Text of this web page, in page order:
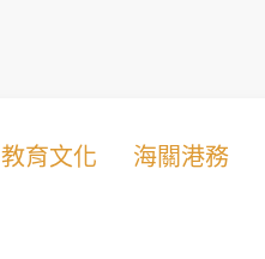
教育文化 海關港務